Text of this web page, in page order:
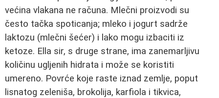
većina vlakana ne računa. Mlečni proizvodi su
često tačka spoticanja; mleko i jogurt sadrže
laktozu (mlečni šećer) i lako mogu izbaciti iz
ketoze. Ella sir, s druge strane, ima zanemarljivu
količinu ugljenih hidrata i može se koristiti
umereno. Povrće koje raste iznad zemlje, poput
lisnatog zeleniša, brokolija, karfiola i tikvica,